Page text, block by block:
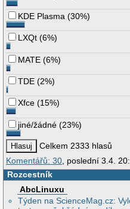
KDE Plasma (30%)
LXQt (6%)
MATE (6%)
TDE (2%)
Xfce (15%)
jiné/žádné (23%)
Celkem 2333 hlasů
Komentářů: 30, poslední 3.4.
Rozcestník
AbcLinuxu
Týden na ScienceMag.cz: